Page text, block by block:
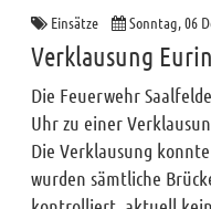
Einsätze Sonntag, 06
Verklausung
Die Feuerwehr
Uhr zu einer
Die Verklausung
wurden sämtliche